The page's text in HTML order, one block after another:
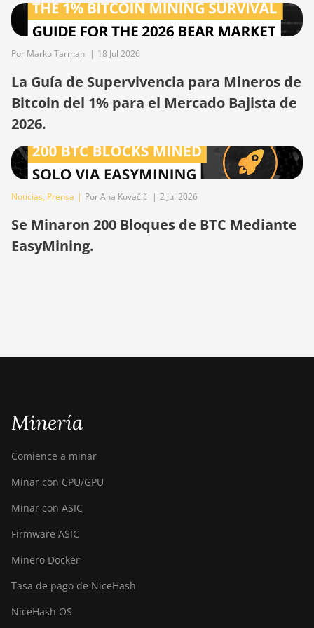
BITMAIN Antminer S23e
Hyd 2U (865Th/s)
BITMAIN Antminer T19
Hydro (145Th)
BITMAIN Antminer T19
Hydro (158Th)
(190TH)
Baikal BK-G28
Baikal Giant+
Bitdeer SealMiner A3
Pro Air
Bitdeer SealMiner A3
Pro Hydro
Bitdeer SealMiner A4
Bitdeer SealMiner A4
Pro Hydro
Por Marko Tarman | 18 Jul 2026
La Guía de Supervivencia para Mineros de
Bitcoin del 1% para el Mercado Bajista de
2026.
Noticias, Prensa | Por Ana Kovačič | 2 Jul 2026
Se Minaron 200 Bloques de BTC Mediante
EasyMining.
Minería
Comience a minar
Minar con CPU/GPU
Minar con ASIC
Firmware ASIC
Minero Docker
Tasa de pago de NiceHash
NiceHash OS